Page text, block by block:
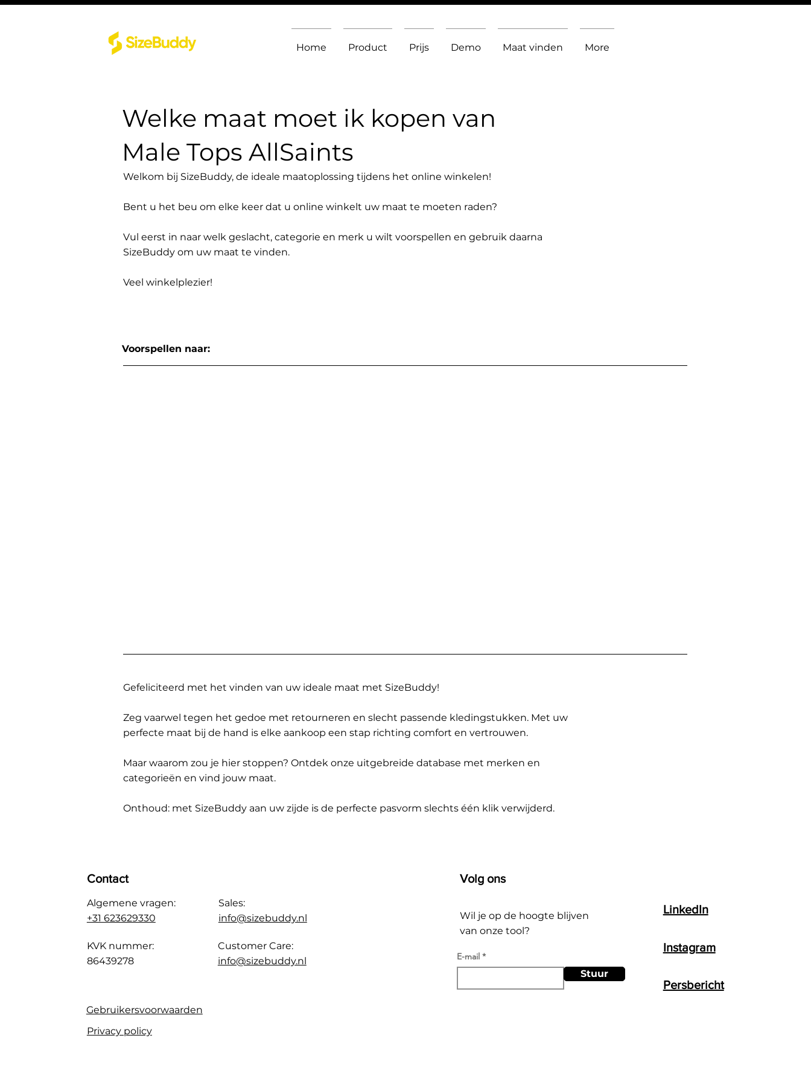
Home Product Prijs Demo Maat vinden More
Welke maat moet ik kopen van
Male Tops AllSaints
Welkom bij SizeBuddy, de ideale maatoplossing tijdens het online winkelen!
Bent u het beu om elke keer dat u online winkelt uw maat te moeten raden?
Vul eerst in naar welk geslacht, categorie en merk u wilt voorspellen en gebruik daarna
SizeBuddy om uw maat te vinden.
Veel winkelplezier!
Voorspellen naar:
Gefeliciteerd met het vinden van uw ideale maat met SizeBuddy!
Zeg vaarwel tegen het gedoe met retourneren en slecht passende kledingstukken. Met uw
perfecte maat bij de hand is elke aankoop een stap richting comfort en vertrouwen.
Maar waarom zou je hier stoppen? Ontdek onze uitgebreide database met merken en
categorieën en vind jouw maat.
Onthoud: met SizeBuddy aan uw zijde is de perfecte pasvorm slechts één klik verwijderd.
Contact
Algemene vragen:
+31 623629330
KVK nummer:
86439278
Sales:
info@sizebuddy.nl
Customer Care:
info@sizebuddy.nl
Gebruikersvoorwaarden
Privacy policy
Volg ons
Wil je op de hoogte blijven
van onze tool?
E-mail
Stuur
LinkedIn
Instagram
Persbericht